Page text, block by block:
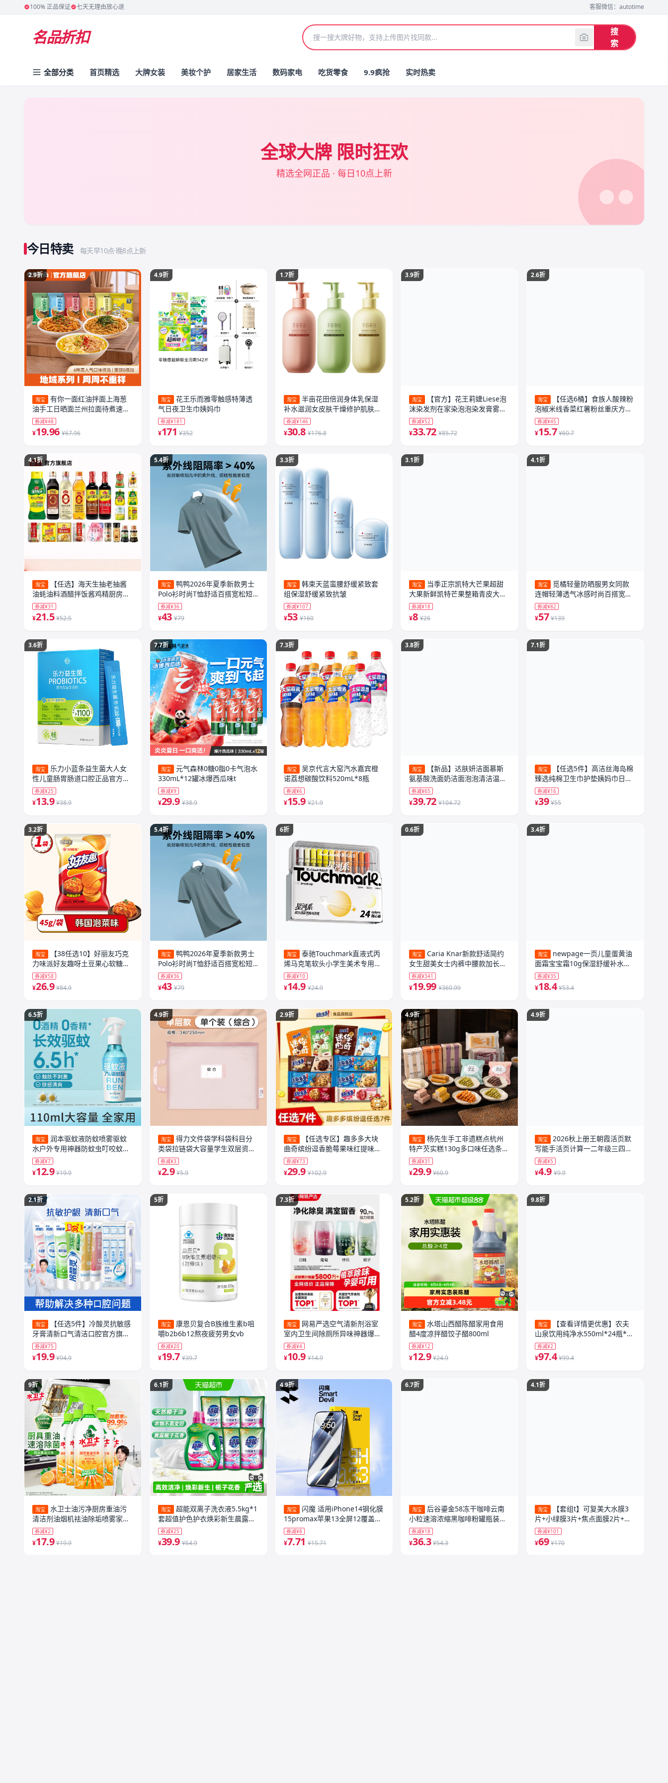
100% 正品保证 七天无理由放心退 客服微信：autotime
名品折扣
搜
索
全部分类 首页精选 大牌女装 美妆个护 居家生活 数码家电 吃货零食 9.9疯抢 实时热卖
全球大牌 限时狂欢
精选全网正品 · 每日10点上新
今日特卖 每天早10点·晚8点上新
2.9折
淘宝
有你一面红油拌面上海葱
油手工日晒面兰州拉面待煮速食
方便面
券减¥48
¥19.96 ¥67.96
4.1折
淘宝
【任选】海天生抽老抽酱
油蚝油料酒醋拌饭酱鸡精厨房调
味料
券减¥31
¥21.5 ¥52.5
3.6折
淘宝
乐力小蓝条益生菌大人女
性儿童肠胃肠道口腔正品官方冻
干粉益生元
券减¥25
¥13.9 ¥38.9
3.2折
淘宝
【38任选10】好丽友巧克
力味派好友趣呀土豆果心软糖薯
愿片零食
券减¥58
¥26.9 ¥84.9
6.5折
淘宝
润本驱蚊液防蚊喷雾驱蚊
水户外专用神器防蚊虫叮咬蚊怕
水花露水
券减¥7
¥12.9 ¥19.9
2.1折
淘宝
【任选5件】冷酸灵抗敏感
牙膏清新口气清洁口腔官方旗舰
店券减¥75
¥19.9 ¥94.9
9折
淘宝
水卫士油污净厨房重油污
清洁剂油烟机祛油除垢喷雾家用
清洁
券减¥2
¥17.9 ¥19.9
4.9折
淘宝
花王乐而雅零触感特薄透
气日夜卫生巾姨妈巾
券减¥181
¥171 ¥352
5.4折
淘宝
鸭鸭2026年夏季新款男士
Polo衫时尚T恤舒适百搭宽松短
款纯色短袖Y
券减¥36
¥43 ¥79
7.7折
淘宝
元气森林0糖0脂0卡气泡水
330mL*12罐冰爆西瓜味t
券减¥9
¥29.9 ¥38.9
5.4折
淘宝
鸭鸭2026年夏季新款男士
Polo衫时尚T恤舒适百搭宽松短
款纯色短袖Y
券减¥36
¥43 ¥79
4.9折
淘宝
得力文件袋学科袋科目分
类袋拉链袋大容量学生双层资料
书本学生课本手提拎网纱分科书
袋a4试卷收纳袋
券减¥3
¥2.9 ¥5.9
5折
淘宝
康恩贝复合B族维生素b咀
嚼b2b6b12熬夜疲劳男女vb
券减¥20
¥19.7 ¥39.7
6.1折
淘宝
超能双离子洗衣液5.5kg*1
套超值护色护衣焕彩新生晨露栀
子香
券减¥25
¥39.9 ¥64.9
1.7折
淘宝
半亩花田倍润身体乳保湿
补水滋润女皮肤干燥修护肌肤清
爽持久留香
券减¥146
¥30.8 ¥176.8
3.3折
淘宝
韩束天蓝蛮腰舒缓紧致套
组保湿舒缓紧致抗皱
券减¥107
¥53 ¥160
7.3折
淘宝
吴京代言大窑汽水嘉宾橙
诺荔想碳酸饮料520mL*8瓶
券减¥6
¥15.9 ¥21.9
6折
淘宝
泰驰Touchmark直液式丙
烯马克笔软头小学生美术专用浓
墨重彩画画笔24/36/60/84色儿
童可水洗幼儿园水彩笔礼物
券减¥10
¥14.9 ¥24.9
2.9折
淘宝
【任选专区】趣多多大块
曲奇缤纷逗香脆莓果味红提味饼
干迷你合集
券减¥73
¥29.9 ¥102.9
7.3折
淘宝
网易严选空气清新剂浴室
室内卫生间除厕所异味神器爆香
瓶香氛香薰
券减¥4
¥10.9 ¥14.9
4.9折
淘宝
闪魔 适用iPhone14钢化膜
15promax苹果13全屏12覆盖
14plus+保护XR蓝光iP防爆
16ProMax手机11新款ip14贴膜
X/XS
券减¥8
¥7.71 ¥15.71
3.9折
淘宝
【官方】花王莉婕Liese泡
沫染发剂在家染泡泡染发膏雾霾
棕黑茶色
券减¥52
¥33.72 ¥85.72
3.1折
淘宝
当季正宗凯特大芒果超甜
大果新鲜凯特芒果整箱青皮大脸
芒香甜多汁
券减¥18
¥8 ¥26
3.8折
淘宝
【新品】达肤妍洁面慕斯
氨基酸洗面奶洁面泡泡清洁温和
无刺激
券减¥65
¥39.72 ¥104.72
0.6折
淘宝
Caria Knar新款舒适简约
女生甜美女士内裤中腰款加长裆
透气三角裤
券减¥341
¥19.99 ¥360.99
4.9折
淘宝
杨先生手工非遗糕点杭州
特产芡实糕130g多口味任选条头
糕零食糕点
券减¥31
¥29.9 ¥60.9
5.2折
淘宝
水塔山西醋陈醋家用食用
醋4度凉拌醋饺子醋800ml
券减¥12
¥12.9 ¥24.9
6.7折
淘宝
后谷鎏金58冻干咖啡云南
小粒速溶浓缩黑咖啡粉罐瓶装深
烘意式拿铁
券减¥18
¥36.3 ¥54.3
2.6折
淘宝
【任选6桶】食族人酸辣粉
泡椒米线香菜红薯粉丝重庆方便
速食桶装
券减¥45
¥15.7 ¥60.7
4.1折
淘宝
觅橘轻量防晒服男女同款
连帽轻薄透气冰感时尚百搭宽松
防紫外线TK
券减¥82
¥57 ¥139
7.1折
淘宝
【任选5件】高洁丝海岛棉
臻选纯棉卫生巾护垫姨妈巾日用
夜安裤
券减¥16
¥39 ¥55
3.4折
淘宝
newpage一页儿童蛋黄油
面霜宝宝霜10g保湿舒缓补水官
方正品保证
券减¥35
¥18.4 ¥53.4
4.9折
淘宝
2026秋上册王朝霞活页默
写能手活页计算一二年级三四五
六年级一课一练凑十法计算能手
数学语文专项积累英语字词句试
卷活页默写计算
券减¥5
¥4.9 ¥9.9
9.8折
淘宝
【查看详情更优惠】农夫
山泉饮用纯净水550ml*24瓶*2
箱塑膜装
券减¥2
¥97.4 ¥99.4
4.1折
淘宝
【套组t】可复美大水膜3
片+小绿膜3片+焦点面膜2片+吨
吨小水膜3片
券减¥101
¥69 ¥170